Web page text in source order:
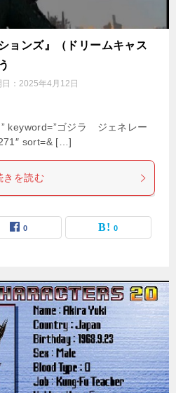
ョンズ』（ドリームキャス
： 2025年4月12日
keyword=”ゴジラ ジェネレー
sort=& […]
きを読む
0 0